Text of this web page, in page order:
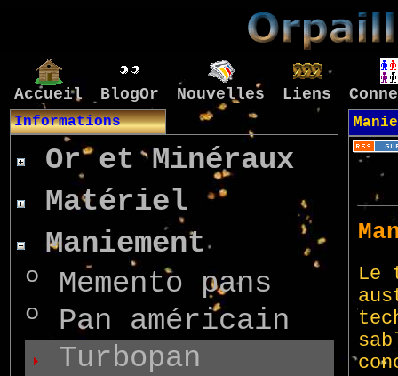
Accueil BlogOr Nouvelles Liens
Informations
Or et Minéraux
Matériel
Maniement
º
Memento pans
º
Pan américain
Turbopan